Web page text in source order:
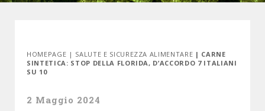
HOMEPAGE | SALUTE E SICUREZZA ALIMENTARE | CARNE
SINTETICA: STOP DELLA FLORIDA, D’ACCORDO 7 ITALIANI
SU 10
2 Maggio 2024